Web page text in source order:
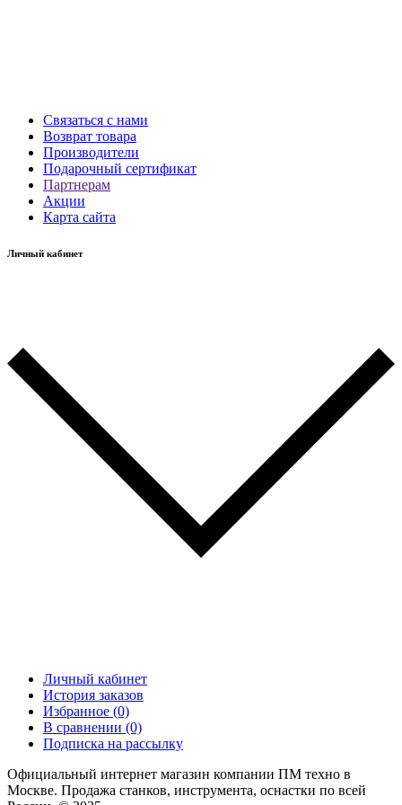
Связаться с нами
Возврат товара
Производители
Подарочный сертификат
Партнерам
Акции
Карта сайта
Личный кабинет
Личный кабинет
История заказов
Избранное (0)
В сравнении (0)
Подписка на рассылку
Официальный интернет магазин компании ПМ техно в
Москве. Продажа станков, инструмента, оснастки по всей